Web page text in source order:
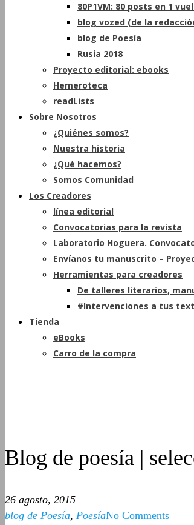
80P1VM: 80 posts en 1
blog vozed (de la
blog de Poesía
Rusia 2018
Proyecto editorial: ebooks
Hemeroteca
readLists
Sobre Nosotros
¿Quiénes somos?
Nuestra historia
¿Qué hacemos?
Somos Comunidad
Los Creadores
línea editorial
Convocatorias para la revista
Laboratorio Hoguera.
Envíanos tu manuscrito –
Herramientas para creadores
De talleres literarios,
#Intervenciones a tus
Tienda
eBooks
Carro de la compra
Blog de poesía |
26 agosto, 2015
blog de Poesía, PoesíaNo Comments